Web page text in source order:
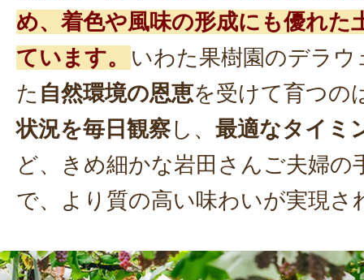
め、着色や風味の形成にも優れた
ています。
いわた果樹園のデラ
た 自然環境の恩恵を受けて育つの
状況を毎日観察し、 最適なタイミ
ど、きめ細かな岩田さんご夫婦の
で、より質の高い味わいが実現さ